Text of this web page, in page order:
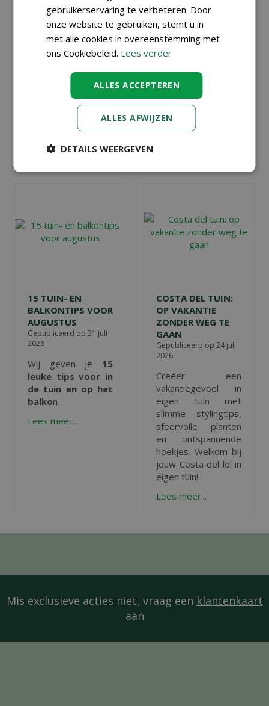
Hoe houd je je
kamerplanten
mooi als je op
vakantie gaat? Wij
Ga je deze zomer
niet op vakantie?
Maak er dan in
eigen tuin of op
(dak)terras een
heerlijk
vakantieparadijsje
van
(klein)kinderen.
15 TUIN- EN
BALKONTIPS VOOR
AUGUSTUS
Gepubliceerd op 31 juli
2026
Wij geven je 15
leuke tips voor in
de tuin en op het
balkon.
Lees meer...
COSTA DEL TUIN:
OP VAKANTIE
ZONDER WEG TE
GAAN
Gepubliceerd op 24 juli
2026
Creëer een
vakantiegevoel in
eigen tuin met
slimme stylingtips,
sfeervolle planten
en ontspannende
hoekjes. Welkom bij
jouw Costa del lol in
eigen tuin!
Lees meer...
Mis exclusieve acties niet, vraag een klantenkaart
aan
gebruikerservaring te verbeteren. Door
onze website te gebruiken, stemt u in
met alle cookies in overeenstemming met
ons Cookiebeleid. Lees verder
ALLES ACCEPTEREN
ALLES AFWIJZEN
DETAILS WEERGEVEN